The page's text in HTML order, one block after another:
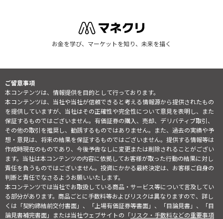
お金を学び、マーケットを知り、未来を描く
ご留意事項
本コンテンツは、情報提供を目的として行っております。
本コンテンツは、当社や当社が信頼できると考える情報源から提供されたもの
を提供していますが、当社はその正確性や完全性について意見を表明し、また
保証するものではございません。有価証券の購入、売却、デリバティブ取引、
その他の取引を推奨し、勧誘するものではありません。また、過去の実績や予
想・意見は、将来の結果を保証するものではございません。提供する情報等は
作成時現在のものであり、今後予告なしに変更または削除されることがござい
ます。当社は本コンテンツの内容に依拠してお客様が取った行動の結果に対し
責任を負うものではございません。投資にかかる最終決定は、お客様ご自身の
判断と責任でなさるようお願いいたします。
本コンテンツでは当社でお取扱している商品・サービス等について言及してい
る部分があります。商品ごとに手数料等およびリスクは異なりますので、詳し
くは「契約締結前交付書面」、「上場有価証券等書面」、「目論見書」、「目
論見書補完書面」または当社ウェブサイトの「リスク・手数料などの重要事項